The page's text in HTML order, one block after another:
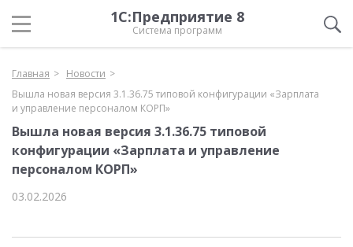
1С:Предприятие 8
Система программ
Главная
Новости
Вышла новая версия 3.1.36.75 типовой конфигурации «Зарплата
и управление персоналом КОРП»
Вышла новая версия 3.1.36.75 типовой
конфигурации «Зарплата и управление
персоналом КОРП»
03.02.2026